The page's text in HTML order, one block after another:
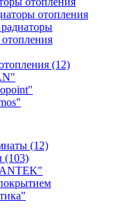
отопления
(12)
(12)
(103)